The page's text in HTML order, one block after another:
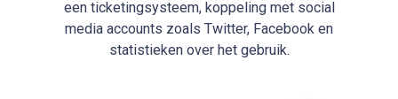
een ticketingsysteem, koppeling met social
media accounts zoals Twitter, Facebook en
statistieken over het gebruik.